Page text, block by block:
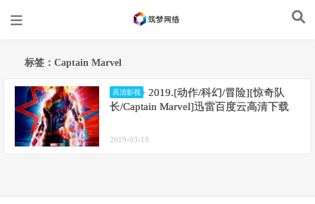
标签：Captain Marvel
高清影视
2019.[动作/科幻/冒险][惊奇队
长/Captain Marvel]迅雷百度云高清下载
2019-03-10